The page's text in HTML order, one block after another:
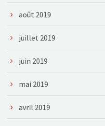
août 2019
juillet 2019
juin 2019
mai 2019
avril 2019